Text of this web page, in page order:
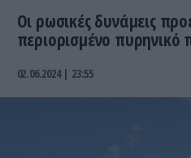
Οι ρωσικές δυνάμεις
περιορισμένο πυρηνικό
02.06.2024 | 23:55